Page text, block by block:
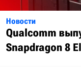
Новости
Qualcomm
Snapdragon 8